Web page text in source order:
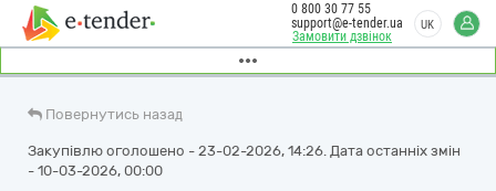
Замовити дзвінок
0 800 30 77 55
support@e-tender.ua
UK
Повернутись назад
Закупівлю оголошено - 23-02-2026, 14:26. Дата останніх змін
- 10-03-2026, 00:00